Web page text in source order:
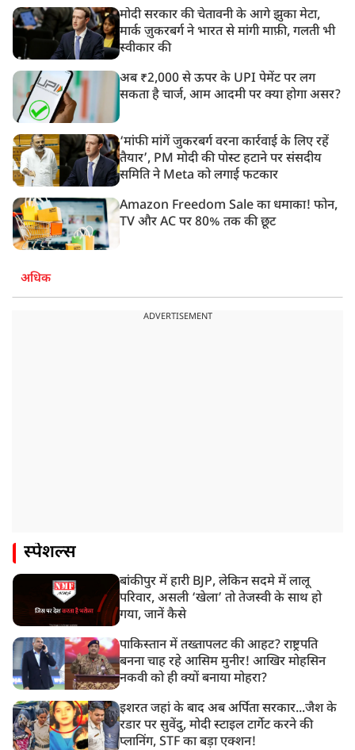
मोदी सरकार की चेतावनी के आगे झुका मेटा,
मार्क ज़ुकरबर्ग ने भारत से मांगी माफ़ी, गलती भी
स्वीकार की
अब ₹2,000 से ऊपर के UPI पेमेंट पर लग
सकता है चार्ज, आम आदमी पर क्या होगा असर?
‘मांफी मांगें जुकरबर्ग वरना कार्रवाई के लिए रहें
तैयार’, PM मोदी की पोस्ट हटाने पर संसदीय
समिति ने Meta को लगाई फटकार
Amazon Freedom Sale का धमाका! फोन,
TV और AC पर 80% तक की छूट
अधिक
ADVERTISEMENT
स्पेशल्स
बांकीपुर में हारी BJP, लेकिन सदमे में लालू
परिवार, असली ‘खेला’ तो तेजस्वी के साथ हो
गया, जानें कैसे
पाकिस्तान में तख्तापलट की आहट? राष्ट्रपति
बनना चाह रहे आसिम मुनीर! आखिर मोहसिन
नकवी को ही क्यों बनाया मोहरा?
इशरत जहां के बाद अब अर्पिता सरकार...जैश के
रडार पर सुवेंदु, मोदी स्टाइल टार्गेट करने की
प्लानिंग, STF का बड़ा एक्शन!